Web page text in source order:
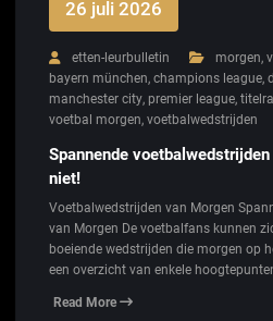
26 juli 2026
etten-leurbulletin morgen,
bayern münchen, champions league,
manchester city, premier league,
voetbal morgen, voetbalwedstrijden
Spannende
niet!
Voetbalwedstrijden van Morgen
van Morgen De voetbalfans kunnen
boeiende wedstrijden die morgen op
een overzicht van enkele
Read More